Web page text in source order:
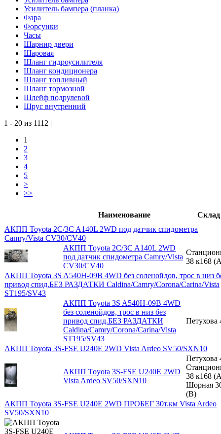
Усилитель бампера (планка)
Фара
Форсунки
Часы
Шарнир двери
Шаровая
Шланг гидроусилителя
Шланг кондиционера
Шланг топливный
Шланг тормозной
Шлейф подрулевой
Шрус внутренний
1 - 20 из 1112 |
1
2
3
4
5
>
>>
Наименование
Склад
АКПП Toyota 2C/3C A140L 2WD под датчик спидометра
Camry/Vista CV30/CV40
АКПП Toyota 2C/3C A140L 2WD
под датчик спидометра Camry/Vista
CV30/CV40
38 к168
АКПП Toyota 3S A540H-09B 4WD без соленойдов, трос в низ
привод спид.БЕЗ РАЗДАТКИ Caldina/Camry/Corona/Carina/Vista
ST195/SV43
АКПП Toyota 3S A540H-09B 4WD
без соленойдов, трос в низ без
привод спид.БЕЗ РАЗДАТКИ
Caldina/Camry/Corona/Carina/Vista
ST195/SV43
Петухова
АКПП Toyota 3S-FSE U240E 2WD Vista Ardeo SV50/SXN10
АКПП Toyota 3S-FSE U240E 2WD
Vista Ardeo SV50/SXN10
Петухова
38 к168
Шорная
(B)
АКПП Toyota 3S-FSE U240E 2WD ПРОБЕГ 30т.км Vista Ardeo
SV50/SXN10